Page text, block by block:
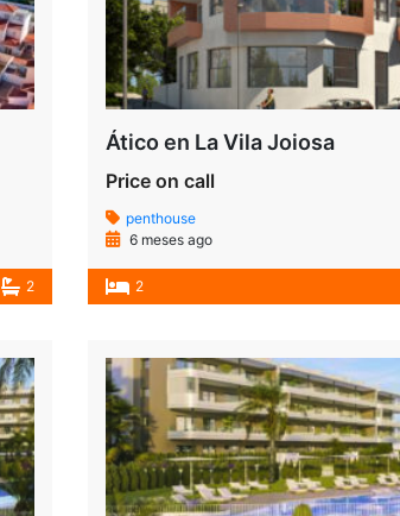
2
Ático en La Vila Joiosa
Price on call
penthouse
6 meses ago
2